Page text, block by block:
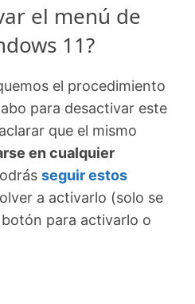
el menú de
11?
el procedimiento
para desactivar este
que el mismo
en cualquier
seguir estos
a activarlo (solo se
para activarlo o